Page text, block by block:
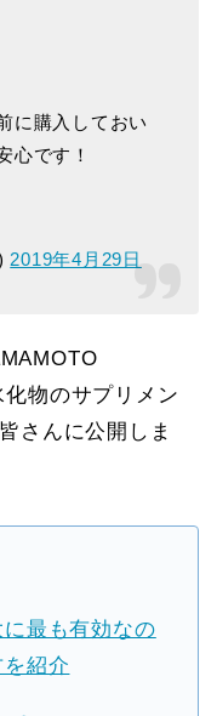
に購入しておい
心です！
2019年4月29日
物のサプリメン
さんに公開しま
に最も有効なの
紹介